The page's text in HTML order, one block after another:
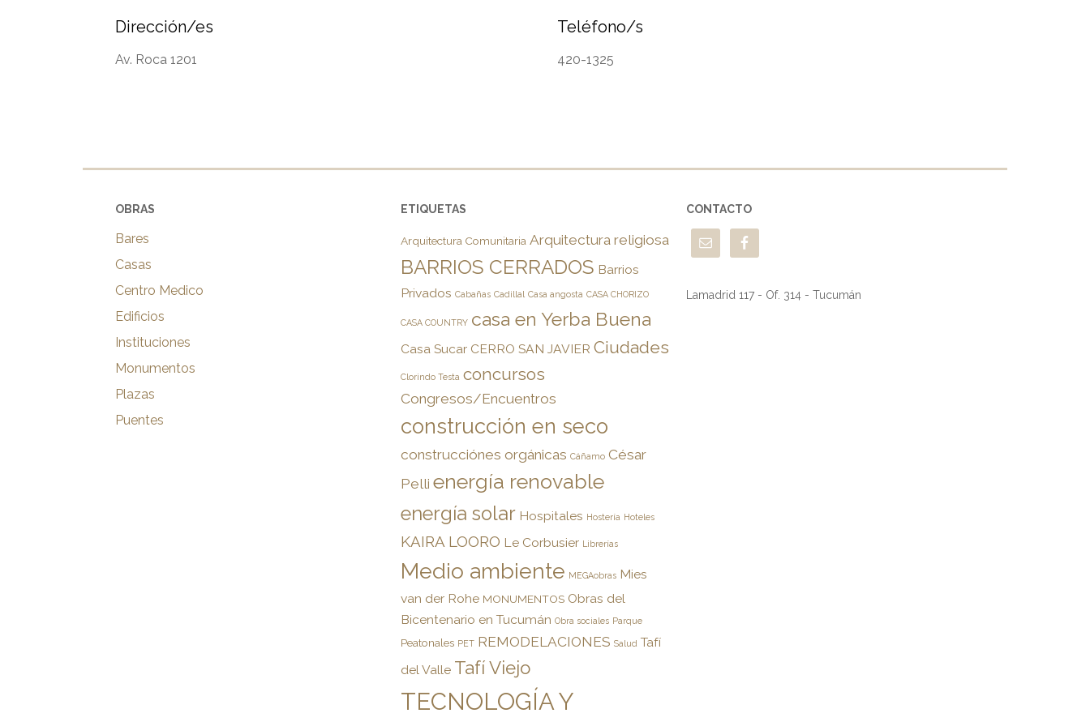
Dirección/es
Av. Roca 1201
Teléfono/s
420-1325
OBRAS
Bares
Casas
Centro Medico
Edificios
Instituciones
Monumentos
Plazas
Puentes
ETIQUETAS
Arquitectura Comunitaria Arquitectura religiosa
BARRIOS CERRADOS Barrios
Privados Cabañas Cadillal Casa angosta CASA CHORIZO
CASA COUNTRY casa en Yerba Buena
Casa Sucar CERRO SAN JAVIER Ciudades
Clorindo Testa concursos
Congresos/Encuentros
construcción en seco
construcciónes orgánicas Cáñamo César
Pelli energía renovable
energía solar Hospitales Hostería Hoteles
KAIRA LOORO Le Corbusier Librerías
Medio ambiente MEGAobras Mies
van der Rohe MONUMENTOS Obras del
Bicentenario en Tucumán Obra sociales Parque
Peatonales PET REMODELACIONES Salud Tafí
del Valle Tafí Viejo
TECNOLOGÍA Y
CONTACTO
Lamadrid 117 - Of. 314 - Tucumán